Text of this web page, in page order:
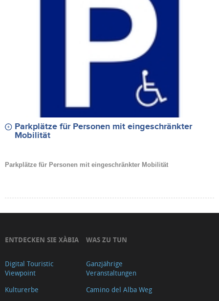
Parkplätze für Personen mit eingeschränkter
Mobilität
Parkplätze für Personen mit eingeschränkter Mobilität
ENTDECKEN SIE XÀBIA
Digital Touristic
Viewpoint
Kulturerbe
WAS ZU TUN
Ganzjährige
Veranstaltungen
Camino del Alba Weg